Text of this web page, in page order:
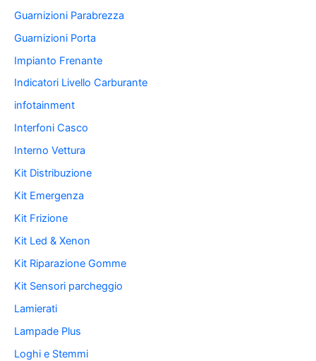
Guarnizioni Parabrezza
Guarnizioni Porta
Impianto Frenante
Indicatori Livello Carburante
infotainment
Interfoni Casco
Interno Vettura
Kit Distribuzione
Kit Emergenza
Kit Frizione
Kit Led & Xenon
Kit Riparazione Gomme
Kit Sensori parcheggio
Lamierati
Lampade Plus
Loghi e Stemmi